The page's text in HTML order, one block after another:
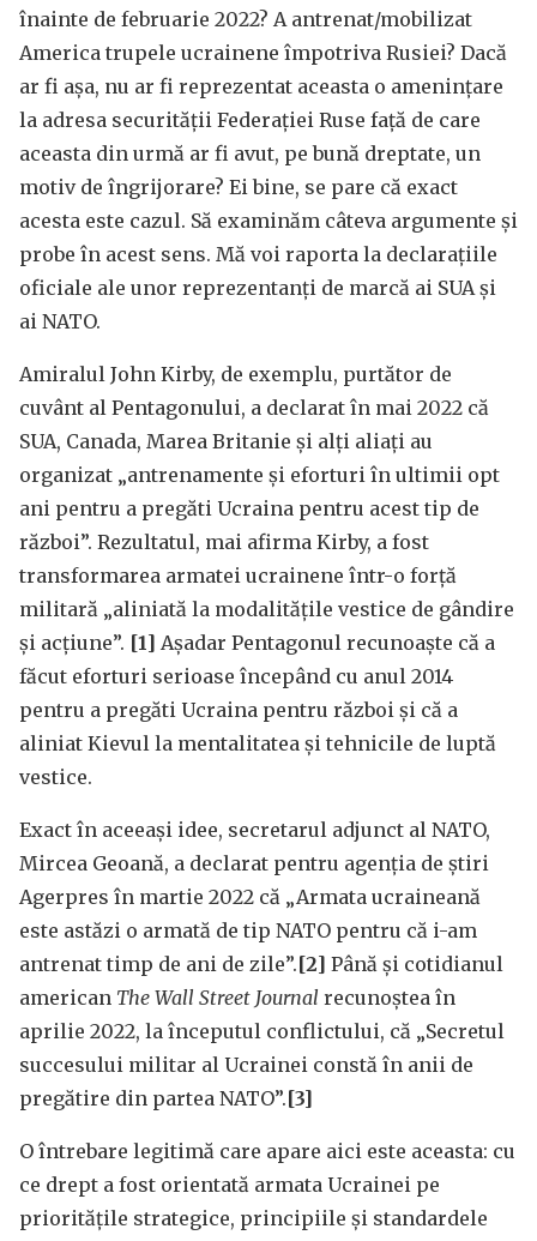
înainte de februarie 2022? A antrenat/mobilizat
America trupele ucrainene împotriva Rusiei? Dacă
ar fi așa, nu ar fi reprezentat aceasta o amenințare
la adresa securității Federației Ruse față de care
aceasta din urmă ar fi avut, pe bună dreptate, un
motiv de îngrijorare? Ei bine, se pare că exact
acesta este cazul. Să examinăm câteva argumente și
probe în acest sens. Mă voi raporta la declarațiile
oficiale ale unor reprezentanți de marcă ai SUA și
ai NATO.
Amiralul John Kirby, de exemplu, purtător de
cuvânt al Pentagonului, a declarat în mai 2022 că
SUA, Canada, Marea Britanie și alți aliați au
organizat „antrenamente și eforturi în ultimii opt
ani pentru a pregăti Ucraina pentru acest tip de
război”. Rezultatul, mai afirma Kirby, a fost
transformarea armatei ucrainene într-o forță
militară „aliniată la modalitățile vestice de gândire
și acțiune”. [1] Așadar Pentagonul recunoaște că a
făcut eforturi serioase începând cu anul 2014
pentru a pregăti Ucraina pentru război și că a
aliniat Kievul la mentalitatea și tehnicile de luptă
vestice.
Exact în aceeași idee, secretarul adjunct al NATO,
Mircea Geoană, a declarat pentru agenția de știri
Agerpres în martie 2022 că „Armata ucraineană
este astăzi o armată de tip NATO pentru că i-am
antrenat timp de ani de zile”.[2] Până și cotidianul
american The Wall Street Journal recunoștea în
aprilie 2022, la începutul conflictului, că „Secretul
succesului militar al Ucrainei constă în anii de
pregătire din partea NATO”.[3]
O întrebare legitimă care apare aici este aceasta: cu
ce drept a fost orientată armata Ucrainei pe
prioritățile strategice, principiile și standardele